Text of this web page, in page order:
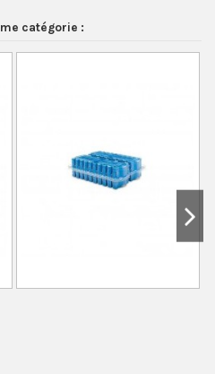
catégorie :